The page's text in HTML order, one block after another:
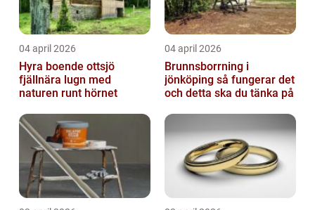
04 april 2026
Hyra boende ottsjö
fjällnära lugn med
naturen runt hörnet
04 april 2026
Brunnsborrning i
jönköping så fungerar det
och detta ska du tänka på